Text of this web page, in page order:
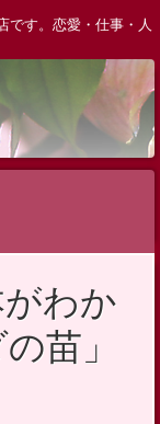
です。恋愛・仕事・人
わか
苗」